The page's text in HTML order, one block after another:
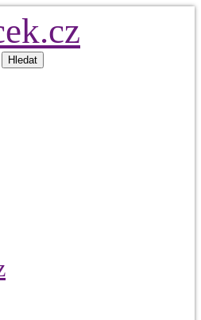
Hledat